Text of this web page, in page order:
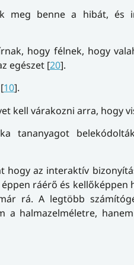
meg benne a hibát, és
hogy félnek, hogy
egészet [20].
10].
kell várakozni arra, hogy
tananyagot
az interaktív
ráérő és
rá. A legtöbb
a halmazelméletre,